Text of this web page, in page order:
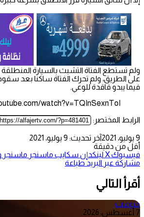
ولم تستطع الفتاة التشبث بالسيارة
على الطريق، ولم تحرك الفتاة ساكنا بعد
فيما يبدو فاقدة للوعي.
watch?v=TQInSexnToI
الرابط المختصر:
9 يوليو، 2021
آخر تحديث: 9 يوليو، 2021
أقل من دقيقة
فيسبوك‫Xلينكدإن سكايب ماسنجر ماسنجر
مشاركة عبر البريد طباعة
أقرأ التالي
منوعات
7 أغسطس، 2026